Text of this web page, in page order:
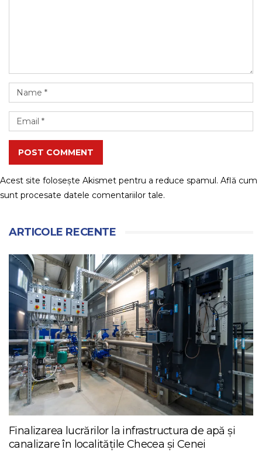
POST COMMENT
Acest site folosește Akismet pentru a reduce spamul. Află cum
sunt procesate datele comentariilor tale.
ARTICOLE RECENTE
Finalizarea lucrărilor la infrastructura de apă și
canalizare în localitățile Checea și Cenei